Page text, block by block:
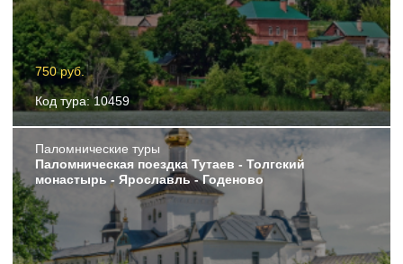
750 руб.
Код тура: 10459
Пaломнические туры
Паломническая поездка Тутаев - Толгский
монастырь - Ярославль - Годеново